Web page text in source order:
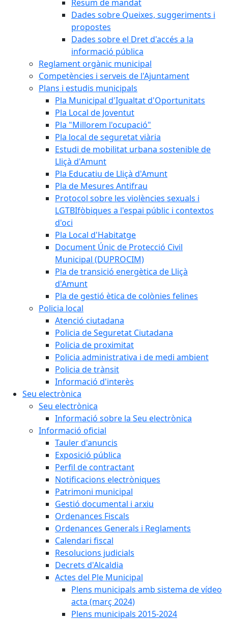
Resum de mandat
Dades sobre Queixes, suggeriments i
propostes
Dades sobre el Dret d'accés a la
informació pública
Reglament orgànic municipal
Competències i serveis de l'Ajuntament
Plans i estudis municipals
Pla Municipal d'Igualtat d'Oportunitats
Pla Local de Joventut
Pla "Millorem l'ocupació"
Pla local de seguretat viària
Estudi de mobilitat urbana sostenible de
Lliçà d'Amunt
Pla Educatiu de Lliçà d'Amunt
Pla de Mesures Antifrau
Protocol sobre les violències sexuals i
LGTBIfòbiques a l'espai públic i contextos
d'oci
Pla Local d'Habitatge
Document Únic de Protecció Civil
Municipal (DUPROCIM)
Pla de transició energètica de Lliçà
d'Amunt
Pla de gestió ètica de colònies felines
Policia local
Atenció ciutadana
Policia de Seguretat Ciutadana
Policia de proximitat
Policia administrativa i de medi ambient
Policia de trànsit
Informació d'interès
Seu electrònica
Seu electrònica
Informació sobre la Seu electrònica
Informació oficial
Tauler d'anuncis
Exposició pública
Perfil de contractant
Notificacions electròniques
Patrimoni municipal
Gestió documental i arxiu
Ordenances Fiscals
Ordenances Generals i Reglaments
Calendari fiscal
Resolucions judicials
Decrets d'Alcaldia
Actes del Ple Municipal
Plens municipals amb sistema de vídeo
acta (març 2024)
Plens municipals 2015-2024